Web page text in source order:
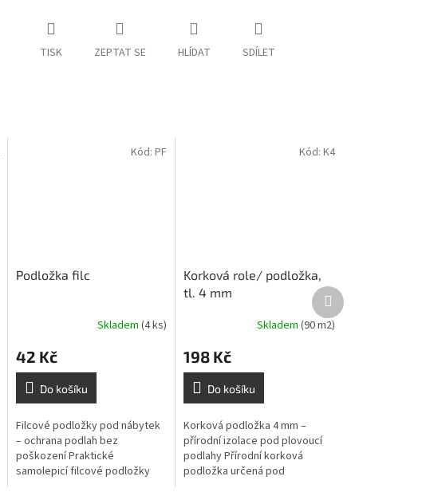
TISK ZEPTAT SE HLÍDAT SDÍLET
Podložka filc
Skladem(4 ks)
42 Kč
Do košíku
Filcové podložky pod nábytek
– ochrana podlah bez
poškození Praktické
samolepicí filcové podložky
Kód:PF
Korková role/ podložka,
tl. 4 mm
Skladem (90 m2)
198 Kč
Do košíku
Korková podložka 4 mm –
přírodní izolace pod plovoucí
podlahy Přírodní korková
podložka určená pod
Kód: K4
Další
produkt